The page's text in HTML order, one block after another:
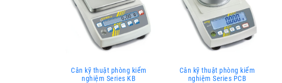
Cân kỹ thuật phòng kiểm
nghiệm Series KB
Cân kỹ thuật phòng kiểm
nghiệm Series PCB